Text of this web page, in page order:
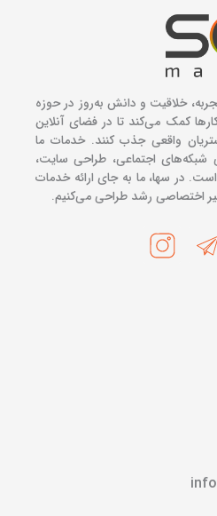
خلاقیت و دانش به‌روز در حوزه
کمک می‌کند تا در فضای آنلاین
واقعی جذب کنند. خدمات ما
شبکه‌های اجتماعی، طراحی سایت،
در سها، ما به جای ارائه خدمات
اختصاصی رشد طراحی می‌کنیم.